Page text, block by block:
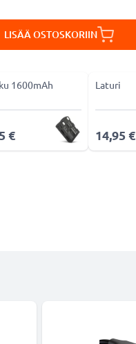
LISÄÄ OSTOSKORIIN
1600mAh
€
Laturi
14,95 €